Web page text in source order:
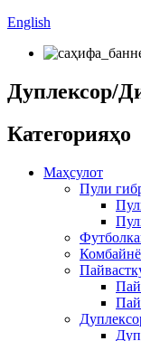
English
Дуплексор/
Категорияҳо
Маҳсулот
Пули